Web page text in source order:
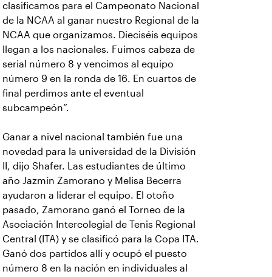
clasificamos para el Campeonato Nacional
de la NCAA al ganar nuestro Regional de la
NCAA que organizamos. Dieciséis equipos
llegan a los nacionales. Fuimos cabeza de
serial número 8 y vencimos al equipo
número 9 en la ronda de 16. En cuartos de
final perdimos ante el eventual
subcampeón”.
Ganar a nivel nacional también fue una
novedad para la universidad de la División
II, dijo Shafer. Las estudiantes de último
año Jazmín Zamorano y Melisa Becerra
ayudaron a liderar el equipo. El otoño
pasado, Zamorano ganó el Torneo de la
Asociación Intercolegial de Tenis Regional
Central (ITA) y se clasificó para la Copa ITA.
Ganó dos partidos allí y ocupó el puesto
número 8 en la nación en individuales al